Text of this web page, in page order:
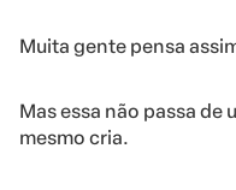
Muita gente pensa
Mas essa não passa de
mesmo cria.